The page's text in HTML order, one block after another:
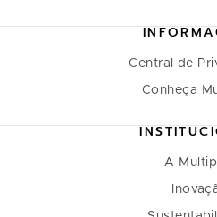
Central de
Conheça
A